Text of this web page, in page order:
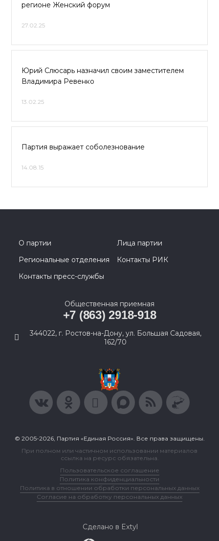
регионе Женский форум
27.02.25
Юрий Слюсарь назначил своим заместителем
Владимира Ревенко
13.02.25
Партия выражает соболезнование
14.08.15
О партии
Лица партии
Региональные отделения
Контакты РИК
Контакты пресс-службы
Общественная приемная
+7 (863) 2918-918
344022, г. Ростов-на-Дону, ул. Большая Садовая,
162/70
© 2005-2026, Партия «Единая Россия». Все права защищены.
При полном или частичном использовании материалов
ссылка на ресурс обязательна.
Пользовательское соглашение
Политика конфиденциальности
Политика в отношении обработки персональных данных
Согласие на обработку персональных данных
Сделано в Extyl